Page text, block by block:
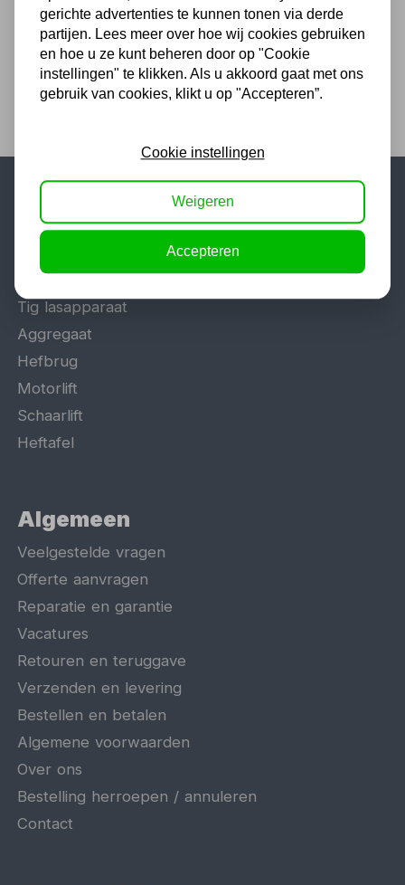
4,10 excl. BTW
Populaire categorieën
Lasapparaat
Tig lasapparaat
Aggregaat
Hefbrug
Motorlift
Schaarlift
Heftafel
Algemeen
Veelgestelde vragen
Offerte aanvragen
Reparatie en garantie
Vacatures
Retouren en teruggave
Verzenden en levering
Bestellen en betalen
Algemene voorwaarden
Over ons
Bestelling herroepen / annuleren
Contact
gerichte advertenties te kunnen tonen via derde
partijen. Lees meer over hoe wij cookies gebruiken
en hoe u ze kunt beheren door op "Cookie
instellingen" te klikken. Als u akkoord gaat met ons
gebruik van cookies, klikt u op "Accepteren”.
Cookie instellingen
Weigeren
Accepteren